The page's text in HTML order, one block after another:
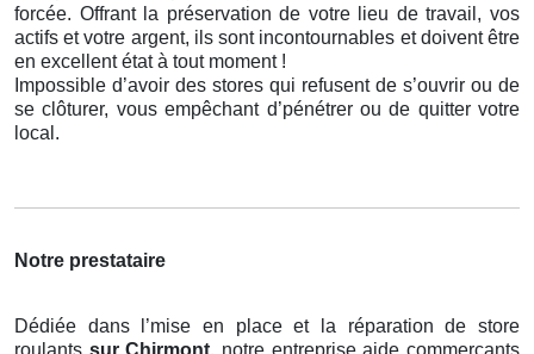
forcée. Offrant la préservation de votre lieu de travail, vos
actifs et votre argent, ils sont incontournables et doivent être
en excellent état à tout moment !
Impossible d’avoir des stores qui refusent de s’ouvrir ou de
se clôturer, vous empêchant d’pénétrer ou de quitter votre
local.
Notre prestataire
Dédiée dans l’mise en place et la réparation de store